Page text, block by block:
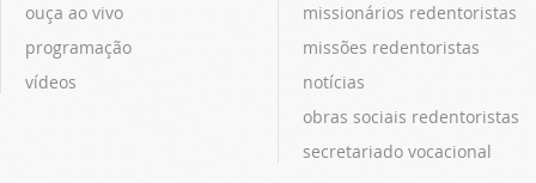
ouça ao vivo
programação
vídeos
missionários redentoristas
missões redentoristas
notícias
obras sociais redentoristas
secretariado vocacional